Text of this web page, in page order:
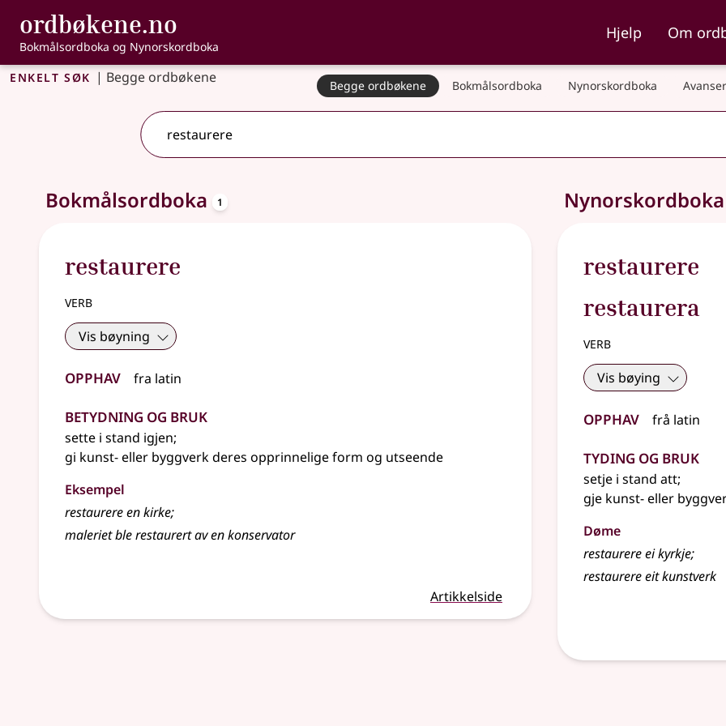
Gå til hovudinnhald
Tilgjenge
ordbøkene.no , Bokmålsordboka og Nynorskordboka
Bokmålsordboka og Nynorskordboka
Hjelp Om
Enkelt søk | Begge ordbøkene Begge ordbøkene Bokmålsordboka Nynorskordboka
Bokmålsordboka 1
restaurere
verb
Vis bøyning
Opphav fra latin
Betydning og bruk
sette i stand igjen;
gi kunst-eller byggverk deres opprinnelige form og utseende
Eksempel
restaurereen kirke;
maleriet ble restaurert av en konservator
Artikkelside
Nynorskordboka
restaurere
restaurera
verb
Vis bøying
Opphav frå latin
Tyding og bruk
setje i stand att;
gje kunst- eller
Døme
restaurere ei kyrkje;
restaurere eit kunstverk